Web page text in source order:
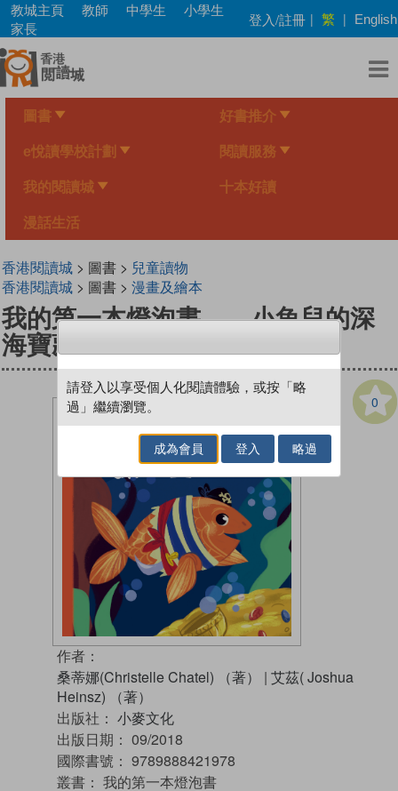
Skip
main
content
教城主頁 教師 中學生
小學生
家長
登入/註冊 | 繁 | English
圖書 好書推介
e悅讀學校計劃 閱讀服務
我的閱讀城 十本好讀
漫話生活
香港閱讀城> 圖書 > 兒童讀物
香港閱讀城> 圖書 > 漫畫及繪本
我的第一本燈泡書——小魚兒的深
海寶藏
0
作者：
桑蒂娜(Christelle Chatel) （著）
| 艾茲( Joshua
Heinsz) （著）
出版社： 小麥文化
出版日期： 09/2018
國際書號： 9789888421978
叢書： 我的第一本燈泡書
請登入以享受個人化閱讀體驗，或按「略
過」繼續瀏覽。
成為會員 登入 略過